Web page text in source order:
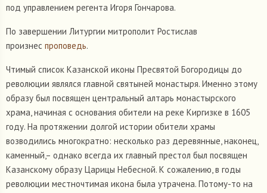
под управлением регента Игоря Гончарова.
По завершении Литургии митрополит Ростислав
произнес проповедь.
Чтимый список Казанской иконы Пресвятой Богородицы до
революции являлся главной святыней монастыря. Именно этому
образу был посвящен центральный алтарь монастырского
храма, начиная с основания обители на реке Киргизке в 1605
году. На протяжении долгой истории обители храмы
возводились многократно: несколько раз деревянные, наконец,
каменный,– однако всегда их главный престол был посвящен
Казанскому образу Царицы Небесной. К сожалению, в годы
революции местночтимая икона была утрачена. Потому-то на